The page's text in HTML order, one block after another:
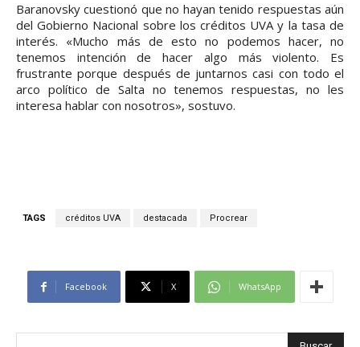
Baranovsky cuestionó que no hayan tenido respuestas aún
del Gobierno Nacional sobre los créditos UVA y la tasa de
interés. «Mucho más de esto no podemos hacer, no
tenemos intención de hacer algo más violento. Es
frustrante porque después de juntarnos casi con todo el
arco político de Salta no tenemos respuestas, no les
interesa hablar con nosotros», sostuvo.
TAGS créditos UVA destacada Procrear
Facebook X WhatsApp